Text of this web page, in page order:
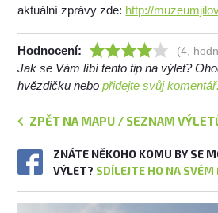
aktuální zprávy zde: http://
Hodnocení: (4,
Jak se Vám líbí tento tip na výlet?
hvězdičku nebopřidejte svůj komentář.
ZPĚT NA MAPU / SEZNAM
ZNÁTE NĚKOHO KOMU BY SE
VÝLET? SDÍLEJTE HO NA SVÉM